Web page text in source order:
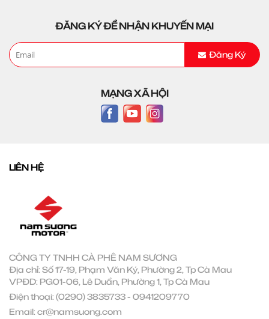
ĐĂNG KÝ ĐỂ NHẬN KHUYẾN MẠI
Đăng Ký
MẠNG XÃ HỘI
LIÊN HỆ
CÔNG TY TNHH CÀ PHÊ NAM SƯƠNG
Địa chỉ: Số 17-19, Phạm Văn Ký, Phường 2, Tp Cà Mau
VPĐD: PG01-06, Lê Duẩn, Phường 1, Tp Cà Mau
Điện thoại: (0290) 3835733- 0941209770
Email: cr@namsuong.com